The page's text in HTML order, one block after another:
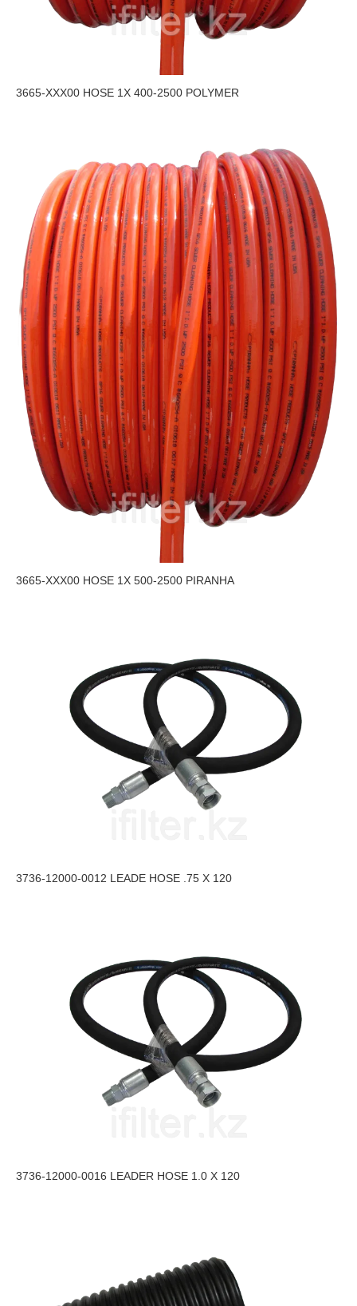
3665-XXX00 HOSE 1X 400-2500 POLYMER
3665-XXX00 HOSE 1X 500-2500 PIRANHA
3736-12000-0012 LEADE HOSE .75 X 120
3736-12000-0016 LEADER HOSE 1.0 X 120